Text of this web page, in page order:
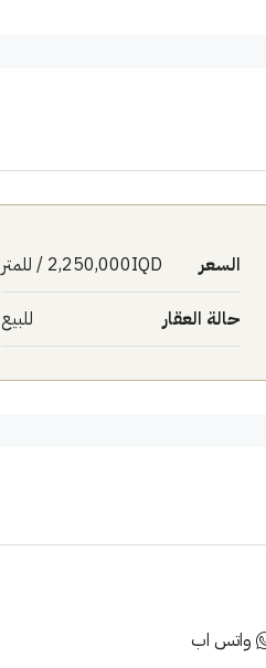
السعر 2,250,000IQD / للمتر
حالة العقار للبيع
واتس اب